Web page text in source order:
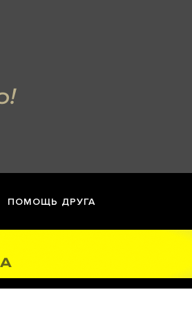
ПОМОЩЬ ДРУГА